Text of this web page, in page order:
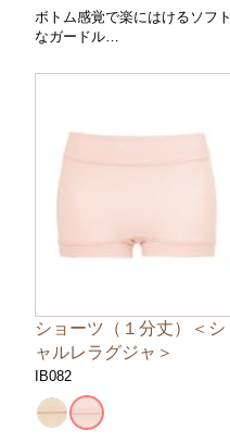
ボトム感覚で楽にはけるソフト
なガードル
ントロールパワー/ソフト ＊サ
ショーツ（１分丈）＜シ
ャルレラグジャ＞
IB082